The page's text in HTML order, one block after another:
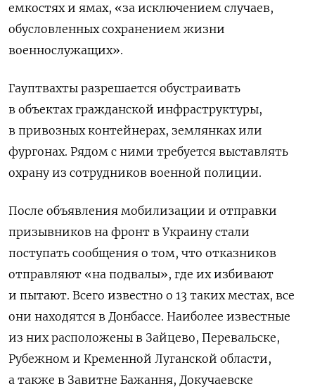
емкостях и ямах, «за исключением случаев,
обусловленных сохранением жизни
военнослужащих».
Гауптвахты разрешается обустраивать
в объектах гражданской инфраструктуры,
в привозных контейнерах, землянках или
фургонах. Рядом с ними требуется выставлять
охрану из сотрудников военной полиции.
После объявления мобилизации и отправки
призывников на фронт в Украину стали
поступать сообщения о том, что отказников
отправляют «на подвалы», где их избивают
и пытают. Всего известно о 13 таких местах, все
они находятся в Донбассе. Наиболее известные
из них расположены в Зайцево, Перевальске,
Рубежном и Кременной Луганской области,
а также в Завитне Бажання, Докучаевске